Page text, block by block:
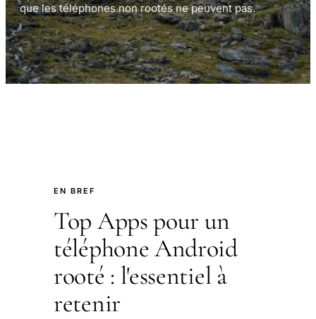
que les téléphones non rootés ne peuvent pas.
EN BREF
Top Apps pour un
téléphone Android
rooté : l'essentiel à
retenir